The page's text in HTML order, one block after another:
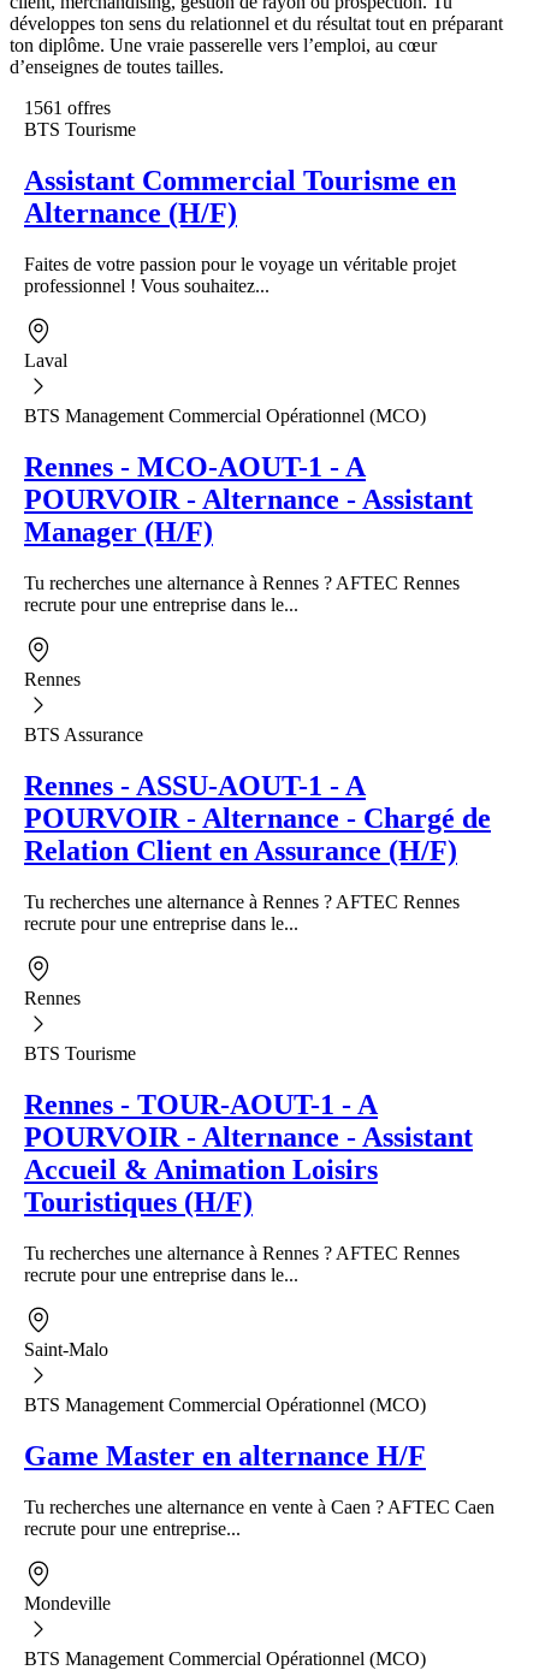
développes ton sens du relationnel et du résultat tout en préparant
ton diplôme. Une vraie passerelle vers l’emploi, au cœur
d’enseignes de toutes tailles.
1561 offres
BTS Tourisme
Assistant Commercial Tourisme en
Alternance (H/F)
Faites de votre passion pour le voyage un véritable projet
professionnel ! Vous souhaitez...
Laval
BTS Management Commercial Opérationnel (MCO)
Rennes - MCO-AOUT-1 - A
POURVOIR - Alternance - Assistant
Manager (H/F)
Tu recherches une alternance à Rennes ? AFTEC Rennes
recrute pour une entreprise dans le...
Rennes
BTS Assurance
Rennes - ASSU-AOUT-1 - A
POURVOIR - Alternance - Chargé de
Relation Client en Assurance (H/F)
Tu recherches une alternance à Rennes ? AFTEC Rennes
recrute pour une entreprise dans le...
Rennes
BTS Tourisme
Rennes - TOUR-AOUT-1 - A
POURVOIR - Alternance - Assistant
Accueil & Animation Loisirs
Touristiques (H/F)
Tu recherches une alternance à Rennes ? AFTEC Rennes
recrute pour une entreprise dans le...
Saint-Malo
BTS Management Commercial Opérationnel (MCO)
Game Master en alternance H/F
Tu recherches une alternance en vente à Caen ? AFTEC Caen
recrute pour une entreprise...
Mondeville
BTS Management Commercial Opérationnel (MCO)